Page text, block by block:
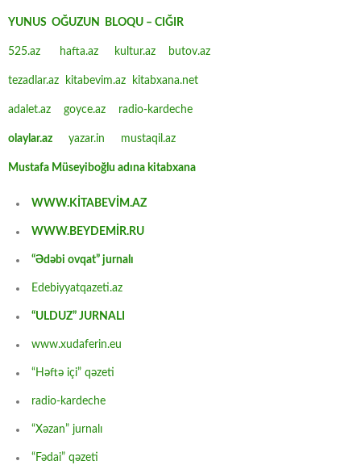
YUNUS OĞUZUN BLOQU – CIĞIR
525.az hafta.az kultur.az butov.az
tezadlar.az kitabevim.az kitabxana.net
adalet.az goyce.az radio-kardeche
olaylar.az yazar.in mustaqil.az
Mustafa Müseyiboğlu adına kitabxana
WWW.KİTABEVİM.AZ
WWW.BEYDEMİR.RU
“Ədəbi ovqat” jurnalı
Edebiyyatqazeti.az
“ULDUZ” JURNALI
www.xudaferin.eu
“Həftə içi” qəzeti
radio-kardeche
“Xəzan” jurnalı
“Fədai” qəzeti